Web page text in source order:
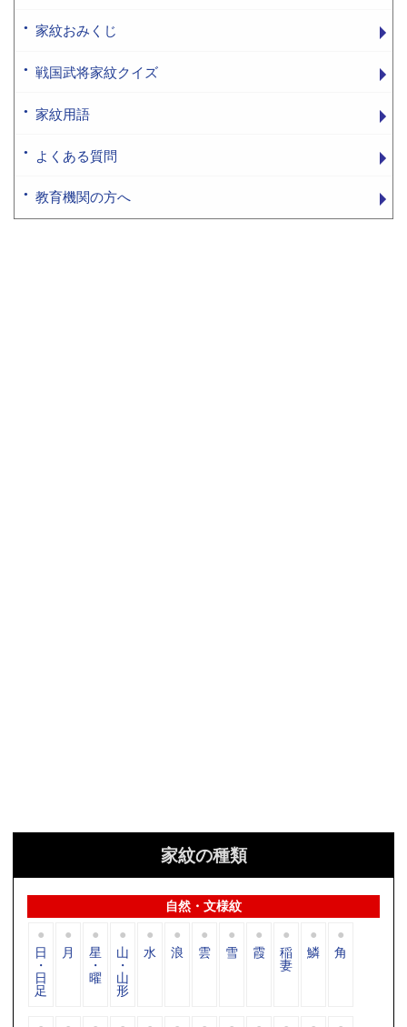
家紋おみくじ
戦国武将家紋クイズ
家紋用語
よくある質問
教育機関の方へ
家紋の種類
自然・文様紋
日
・
日
足
月 星
・
曜
山
・
山
形
水 浪 雲 雪 霞 稲
妻
鱗 角